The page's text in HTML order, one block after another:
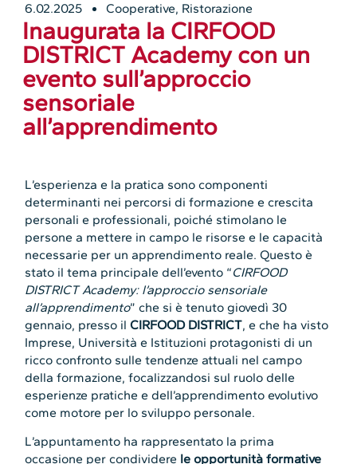
6.02.2025 Cooperative, Ristorazione
Inaugurata la CIRFOOD
DISTRICT Academy con un
evento sull’approccio
sensoriale
all’apprendimento
L’esperienza e la pratica sono componenti
determinanti nei percorsi di formazione e crescita
personali e professionali, poiché stimolano le
persone a mettere in campo le risorse e le capacità
necessarie per un apprendimento reale. Questo è
stato il tema principale dell’evento “CIRFOOD
DISTRICT Academy: l’approccio sensoriale
all’apprendimento” che si è tenuto giovedì 30
gennaio, presso ilCIRFOOD DISTRICT, e che ha visto
Imprese, Università e Istituzioni protagonisti di un
ricco confronto sulle tendenze attuali nel campo
della formazione, focalizzandosi sul ruolo delle
esperienze pratiche e dell’apprendimento evolutivo
come motore per lo sviluppo personale.
L’appuntamento ha rappresentato la prima
occasione per condividere le opportunità formative